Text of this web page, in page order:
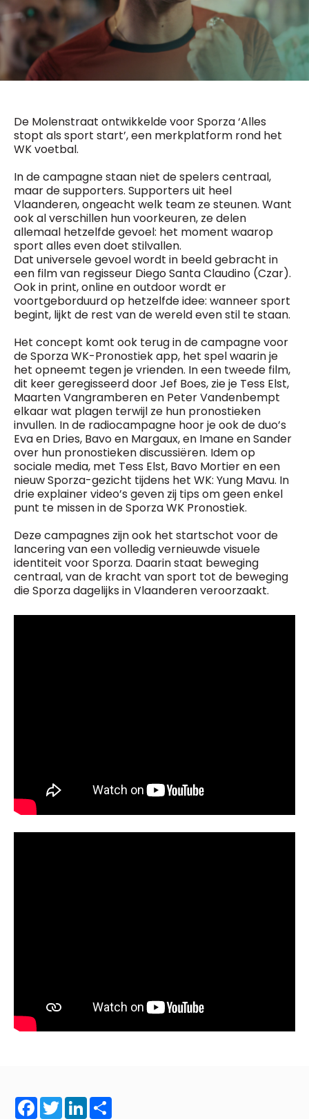
De Molenstraat ontwikkelde voor Sporza ‘Alles
stopt als sport start’, een merkplatform rond het
WK voetbal.
In de campagne staan niet de spelers centraal,
maar de supporters. Supporters uit heel
Vlaanderen, ongeacht welk team ze steunen. Want
ook al verschillen hun voorkeuren, ze delen
allemaal hetzelfde gevoel: het moment waarop
sport alles even doet stilvallen.
Dat universele gevoel wordt in beeld gebracht in
een film van regisseur Diego Santa Claudino (Czar).
Ook in print, online en outdoor wordt er
voortgeborduurd op hetzelfde idee: wanneer sport
begint, lijkt de rest van de wereld even stil te staan.
Het concept komt ook terug in de campagne voor
de Sporza WK-Pronostiek app, het spel waarin je
het opneemt tegen je vrienden. In een tweede film,
dit keer geregisseerd door Jef Boes, zie je Tess Elst,
Maarten Vangramberen en Peter Vandenbempt
elkaar wat plagen terwijl ze hun pronostieken
invullen. In de radiocampagne hoor je ook de duo’s
Eva en Dries, Bavo en Margaux, en Imane en Sander
over hun pronostieken discussiëren. Idem op
sociale media, met Tess Elst, Bavo Mortier en een
nieuw Sporza-gezicht tijdens het WK: Yung Mavu. In
drie explainer video’s geven zij tips om geen enkel
punt te missen in de Sporza WK Pronostiek.
Deze campagnes zijn ook het startschot voor de
lancering van een volledig vernieuwde visuele
identiteit voor Sporza. Daarin staat beweging
centraal, van de kracht van sport tot de beweging
die Sporza dagelijks in Vlaanderen veroorzaakt.
Facebook
TwitterLinkedIn
Fred Bouchar
0498 88 64 89
f.bouchar@mm.be
Chief Editor
g.byl@mm.be
Chief Editor
0477 37 31 65
d.lemaire@mm.be
BEVESTIGEN
Daily
Freemium
access
1 x week
MM Brunch
1 x week
MM Tech
10 x year
MM Best of
10 x year
MM Blue
4 x year
MM Magazine
(digital)
Vragen ?